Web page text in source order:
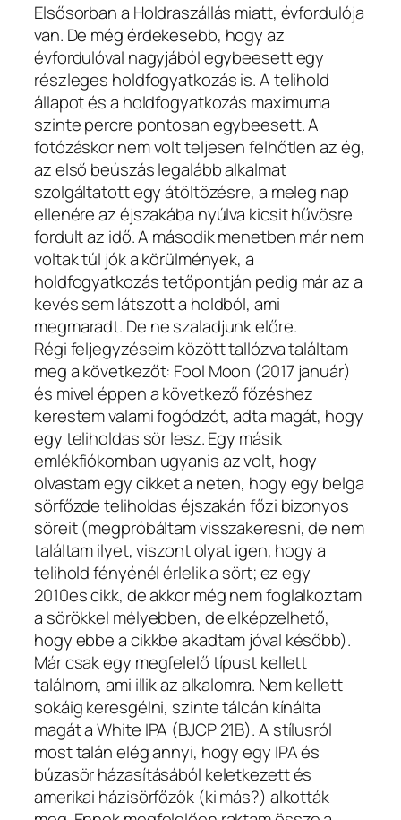
Elsősorban a Holdraszállás miatt, évfordulója
van. De még érdekesebb, hogy az
évfordulóval nagyjából egybeesett egy
részleges holdfogyatkozás is. A telihold
állapot és a holdfogyatkozás maximuma
szinte percre pontosan egybeesett. A
fotózáskor nem volt teljesen felhőtlen az ég,
az első beúszás legalább alkalmat
szolgáltatott egy átöltözésre, a meleg nap
ellenére az éjszakába nyúlva kicsit hűvösre
fordult az idő. A második menetben már nem
voltak túl jók a körülmények, a
holdfogyatkozás tetőpontján pedig már az a
kevés sem látszott a holdból, ami
megmaradt. De ne szaladjunk előre.
Régi feljegyzéseim között tallózva találtam
meg a következőt: Fool Moon (2017 január)
és mivel éppen a következő főzéshez
kerestem valami fogódzót, adta magát, hogy
egy teliholdas sör lesz. Egy másik
emlékfiókomban ugyanis az volt, hogy
olvastam egy cikket a neten, hogy egy belga
sörfőzde teliholdas éjszakán főzi bizonyos
söreit (megpróbáltam visszakeresni, de nem
találtam ilyet, viszont olyat igen, hogy a
telihold fényénél érlelik a sört; ez egy
2010es cikk, de akkor még nem foglalkoztam
a sörökkel mélyebben, de elképzelhető,
hogy ebbe a cikkbe akadtam jóval később).
Már csak egy megfelelő típust kellett
találnom, ami illik az alkalomra. Nem kellett
sokáig keresgélni, szinte tálcán kínálta
magát a White IPA (BJCP 21B). A stílusról
most talán elég annyi, hogy egy IPA és
búzasör házasításából keletkezett és
amerikai házisörfőzők (ki más?) alkották